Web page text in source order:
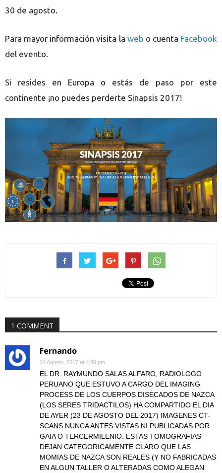
30 de agosto.
Para mayor información visita la web o cuenta Facebook
del evento.
Si resides en Europa o estás de paso por este
continente ¡no puedes perderte Sinapsis 2017!
1 COMMENT
Fernando
24 Agosto, 2017 at 4:39 pm
EL DR. RAYMUNDO SALAS ALFARO, RADIOLOGO
PERUANO QUE ESTUVO A CARGO DEL IMAGING
PROCESS DE LOS CUERPOS DISECADOS DE NAZCA
(LOS SERES TRIDACTILOS) HA COMPARTIDO EL DIA
DE AYER (23 DE AGOSTO DEL 2017) IMAGENES CT-
SCANS NUNCA ANTES VISTAS NI PUBLICADAS POR
GAIA O TERCERMILENIO. ESTAS TOMOGRAFIAS
DEJAN CATEGORICAMENTE CLARO QUE LAS
MOMIAS DE NAZCA SON REALES (Y NO FABRICADAS
EN ALGUN TALLER O ALTERADAS COMO ALEGAN